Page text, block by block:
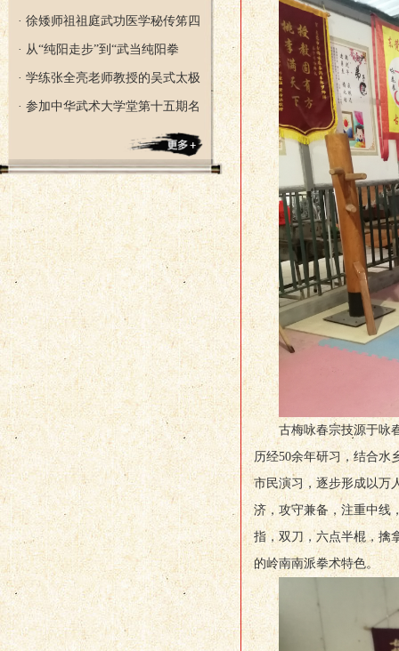
· 徐矮师祖祖庭武功医学秘传笫四
· 从“纯阳走步”到“武当纯阳拳
· 学练张全亮老师教授的吴式太极
· 参加中华武术大学堂第十五期名
古梅咏春宗技源于咏
历经50余年研习，结合水
市民演习，逐步形成以万
济，攻守兼备，注重中线
指，双刀，六点半棍，擒
的岭南南派拳术特色。